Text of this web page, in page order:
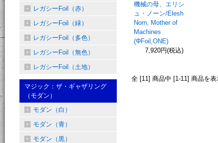
機械の母、エリシ
ュ・ノーン/Elesh
Norn, Mother of
Machines
(ΦFoil,ONE)
7,920円(税込)
全 [11] 商品中 [1-11] 商品を
レガシーFoil（赤）
レガシーFoil（緑）
レガシーFoil（多色）
レガシーFoil（無色）
レガシーFoil（土地）
マジック：ザ・ギャザリング
（モダン）
モダン（白）
モダン（青）
モダン（黒）